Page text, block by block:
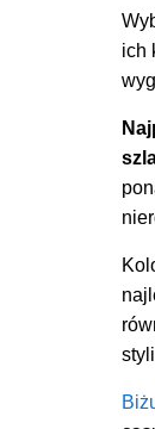
ich